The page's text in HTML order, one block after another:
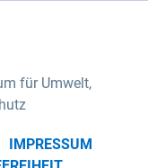
für Umwelt,
IMPRESSUM